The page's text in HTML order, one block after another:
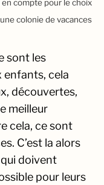
compte pour le choix
colonie de vacances
sont les
enfants, cela
découvertes,
meilleur
cela, ce sont
C’est la alors
doivent
pour leurs